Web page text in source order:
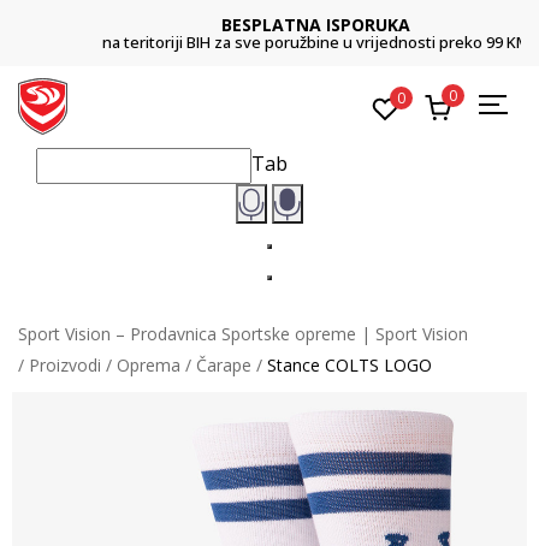
BESPLATNA ISPORUKA
na teritoriji BIH za sve poružbine u vrijednosti preko 99 KM
0 0
Tab
Sport Vision – Prodavnica Sportske opreme | Sport Vision
Proizvodi
Oprema Čarape Stance COLTS LOGO